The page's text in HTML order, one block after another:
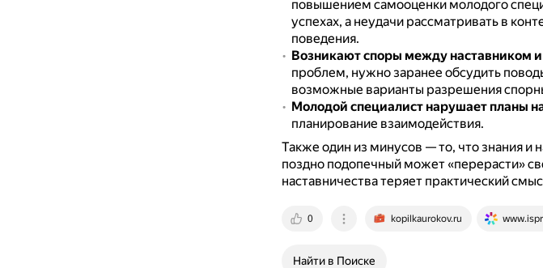
повышением самооценки молодого
успехах, а неудачи рассматривать в
поведения.
Возникают споры между наставником
проблем, нужно заранее обсудить
возможные варианты разрешения
Молодой специалист нарушает планы
планирование взаимодействия.
Также один из минусов — то, что знания и
поздно подопечный может «перерасти»
наставничества теряет практический
0 kopilkaurokov.ru
Найти в Поиске